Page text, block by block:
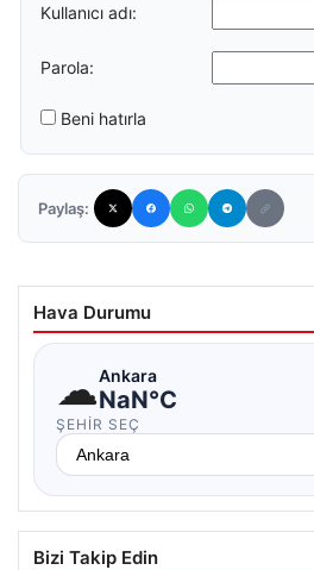
Kullanıcı adı:
Parola:
Beni hatırla
Paylaş:
Hava Durumu
☁Ankara
NaN°C
ŞEHIR SEÇ
Bizi Takip Edin